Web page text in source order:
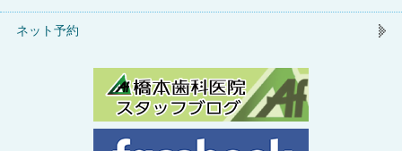
ネット予約